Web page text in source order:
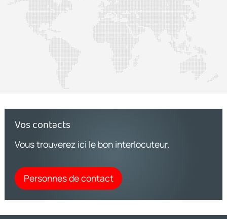
Vos contacts
Vous trouverez ici le bon interlocuteur.
Personnes de contact